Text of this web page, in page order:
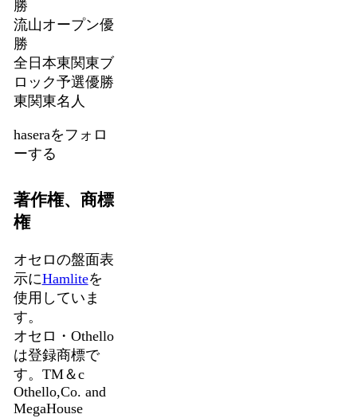
勝
流山オープン優
勝
全日本東関東ブ
ロック予選優勝
東関東名人
haseraをフォロ
ーする
著作権、商標
権
オセロの盤面表
示にHamliteを
使用していま
す。
オセロ・Othello
は登録商標で
す。TM＆c
Othello,Co. and
MegaHouse